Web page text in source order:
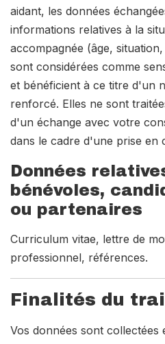
aidant, les données
informations relatives à la
accompagnée (âge,
sont considérées comme
et bénéficient à ce titre d'un
renforcé. Elles ne sont
d'un échange avec votre
dans le cadre d'une prise en
Données
bénévoles,
ou partenaires
Curriculum vitae, lettre de
professionnel, références.
Finalités du
Vos données sont collectées